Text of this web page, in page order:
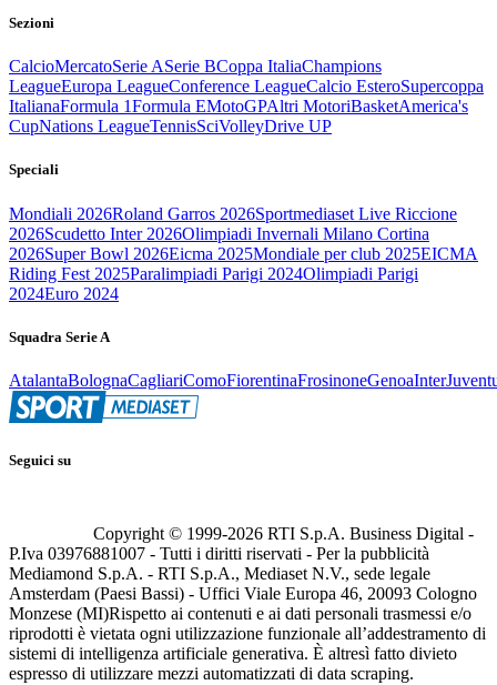
Sezioni
CalcioMercatoSerie ASerie BCoppa ItaliaChampions
LeagueEuropa LeagueConference LeagueCalcio EsteroSupercoppa
ItalianaFormula 1Formula EMotoGPAltri MotoriBasketAmerica's
CupNations LeagueTennisSciVolleyDrive UP
Speciali
Mondiali 2026Roland Garros 2026Sportmediaset Live Riccione
2026Scudetto Inter 2026Olimpiadi Invernali Milano Cortina
2026Super Bowl 2026Eicma 2025Mondiale per club 2025EICMA
Riding Fest 2025Paralimpiadi Parigi 2024Olimpiadi Parigi
2024Euro 2024
Squadra Serie A
AtalantaBolognaCagliariComoFiorentinaFrosinoneGenoaInter
Seguici su
Copyright © 1999-2026 RTI S.p.A. Business Digital -
P.Iva 03976881007 - Tutti i diritti riservati - Per la pubblicità
Mediamond S.p.A. - RTI S.p.A., Mediaset N.V., sede legale
Amsterdam (Paesi Bassi) - Uffici Viale Europa 46, 20093 Cologno
Monzese (MI)Rispetto ai contenuti e ai dati personali trasmessi e/o
riprodotti è vietata ogni utilizzazione funzionale all’addestramento di
sistemi di intelligenza artificiale generativa. È altresì fatto divieto
espresso di utilizzare mezzi automatizzati di data scraping.